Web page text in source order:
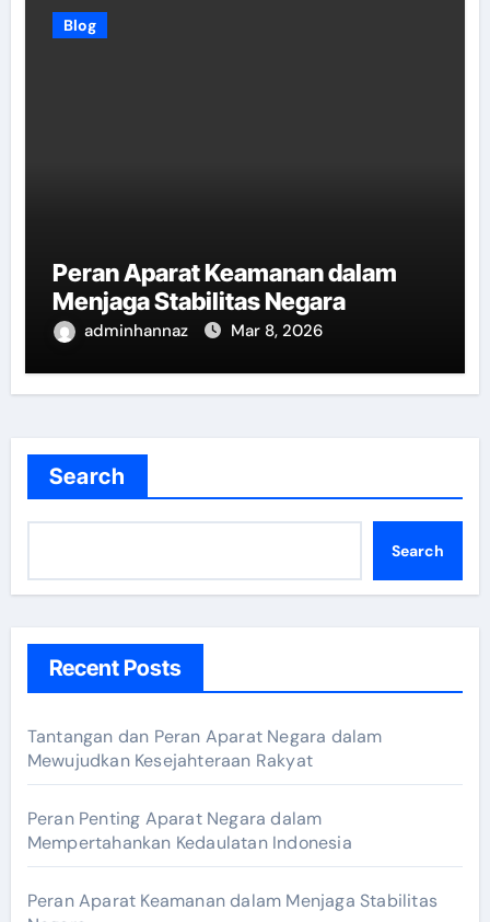
Blog
Peran Aparat Keamanan dalam
Menjaga Stabilitas Negara
adminhannaz Mar 8, 2026
Search
Search
Recent Posts
Tantangan dan Peran Aparat Negara dalam
Mewujudkan Kesejahteraan Rakyat
Peran Penting Aparat Negara dalam
Mempertahankan Kedaulatan Indonesia
Peran Aparat Keamanan dalam Menjaga Stabilitas